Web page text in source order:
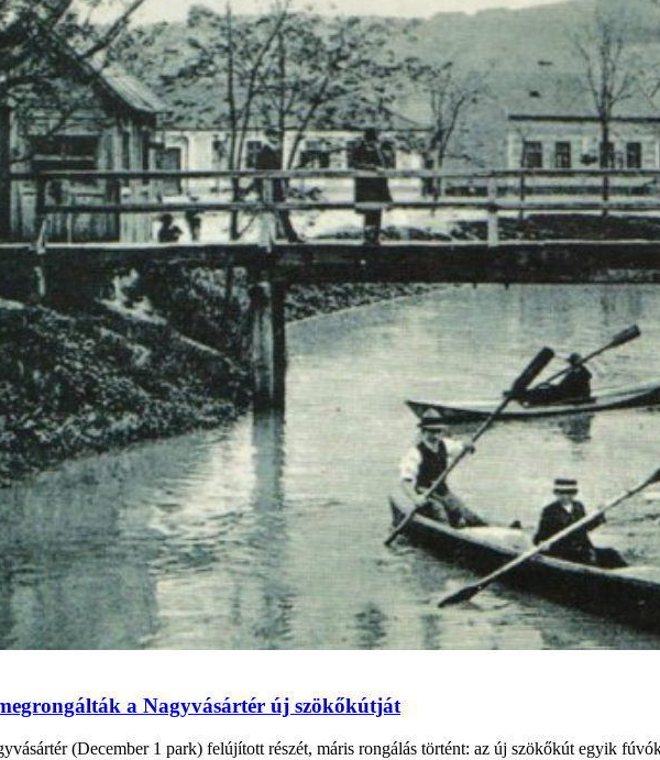
a Nagyvásártér új szökőkútját
(December 1 park) felújított részét, máris rongálás történt: az új szökőkút egyik